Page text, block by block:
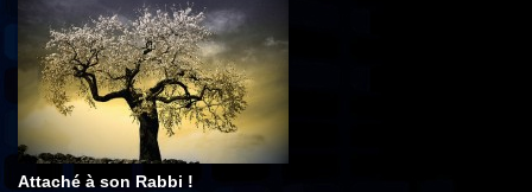
Attaché à son Rabbi !